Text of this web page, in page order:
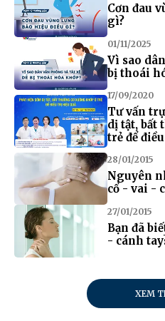
Cơn đau
gì?
01/11/2025
Vì sao
bị thoái
17/09/2020
Tư vấn
dị tật, bất
trẻ để
28/01/2015
Nguyên
cổ - vai -
27/01/2015
Bạn đã
- cánh
XEM